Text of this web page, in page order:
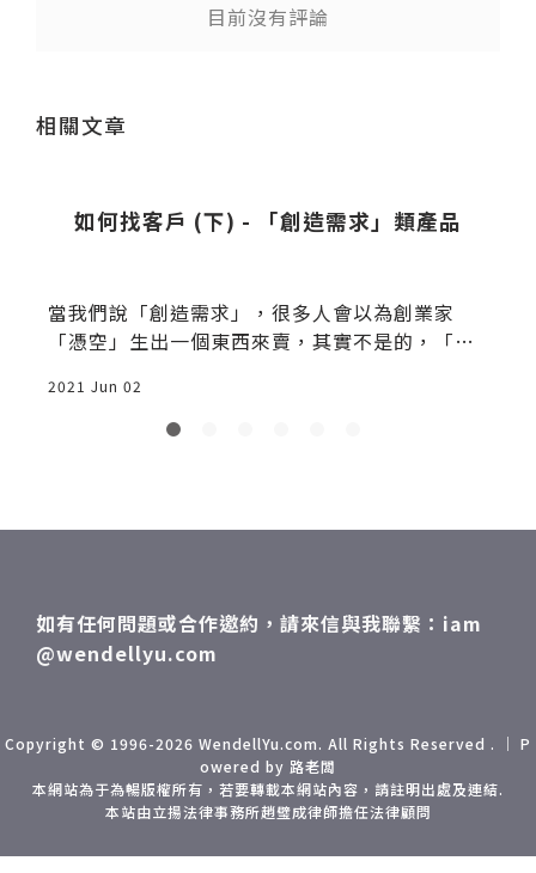
目前沒有評論
相關文章
如何找客戶 (下) - 「創造需求」類產品
當我們說「創造需求」，很多人會以為創業家
「憑空」生出一個東西來賣，其實不是的，「無
2021 Jun 02
如有任何問題或合作邀約，請來信與我聯繫：iam
@wendellyu.com
Copyright © 1996-2026 WendellYu.com. All Rights Reserved . ｜ P
owered by 路老闆
本網站為于為暢版權所有，若要轉載本網站內容，請註明出處及連結.
本站由立揚法律事務所趙璧成律師擔任法律顧問